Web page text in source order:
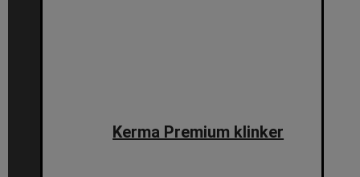
Kerma Premium klinker